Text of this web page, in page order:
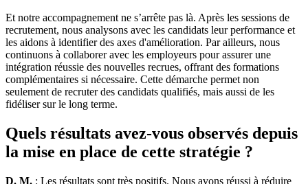
Et notre accompagnement ne s’arrête pas là. Après les sessions de
recrutement, nous analysons avec les candidats leur performance et
les aidons à identifier des axes d'amélioration. Par ailleurs, nous
continuons à collaborer avec les employeurs pour assurer une
intégration réussie des nouvelles recrues, offrant des formations
complémentaires si nécessaire. Cette démarche permet non
seulement de recruter des candidats qualifiés, mais aussi de les
fidéliser sur le long terme.
Quels résultats avez-vous observés depuis
la mise en place de cette stratégie ?
D. M. : Les résultats sont très positifs. Nous avons réussi à réduire